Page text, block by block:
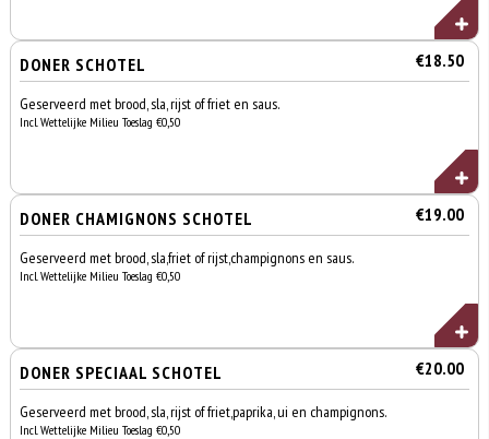
DONER SCHOTEL €18.50
Geserveerd met brood, sla, rijst of friet en saus.
Incl. Wettelijke Milieu Toeslag €0,50
DONER CHAMIGNONS SCHOTEL €19.00
Geserveerd met brood, sla,friet of rijst,champignons en saus.
Incl. Wettelijke Milieu Toeslag €0,50
DONER SPECIAAL SCHOTEL €20.00
Geserveerd met brood, sla, rijst of friet,paprika, ui en champignons.
Incl. Wettelijke Milieu Toeslag €0,50